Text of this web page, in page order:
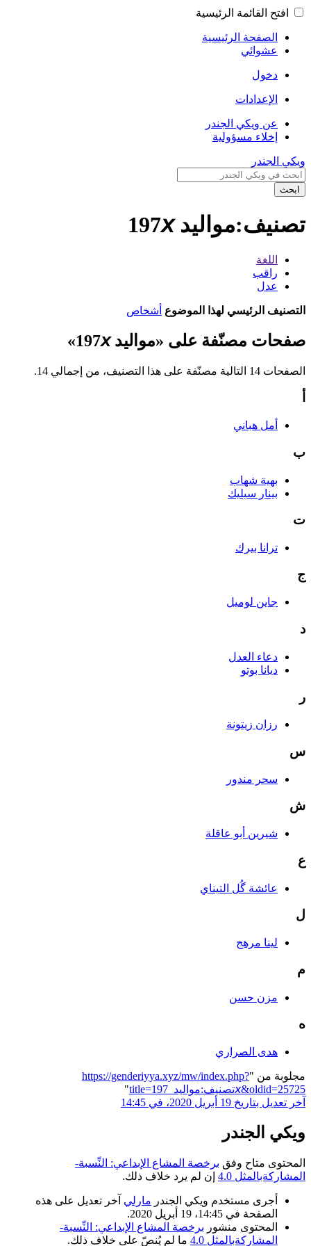
افتح القائمة الرئيسية
الصفحة الرئيسية
عشوائي
دخول
الإعدادات
عن ويكي الجندر
إخلاء مسؤولية
ويكي الجندر
ابحث
تصنيف:مواليد 197𝘹
اللغة
راقب
عدل
التصنيف الرئيسي لهذا الموضوع أشخاص
صفحات مصنّفة على «مواليد 197𝘹»
الصفحات 14 التالية مصنّفة على هذا التصنيف، من إجمالي 14.
أمل هباني
ب
بهية شهاب
بينار سيليك
ت
ترانا بيرك
ج
جاين لوميل
د
دعاء العدل
ديانا بوتو
ر
رزان زيتونة
س
سحر مندور
ش
شيرين أبو عاقلة
ع
عائشة گُل التيناي
ل
لينا مرهج
م
مزن حسن
ه
هدى الصراري
مجلوبة من "https://genderiyya.xyz/mw/index.php?
title=تصنيف:مواليد_197𝘹&oldid=25725
"
آخر تعديل بتاريخ 19 أبريل 2020، في 14:45
ويكي الجندر
المحتوى متاح وفق برخصة المشاع الإبداعي: النِّسبة-
المشاركةبالمثل 4.0
إن لم يرد خلاف ذلك.
أجرى مستخدم ويكي الجندر مارلي آخر تعديل على هذه
الصفحة في 14:45، 19 أبريل 2020.
المحتوى منشور برخصة المشاع الإبداعي: النِّسبة-
المشاركةبالمثل 4.0
ما لم يُنصّ على خلاف ذلك.